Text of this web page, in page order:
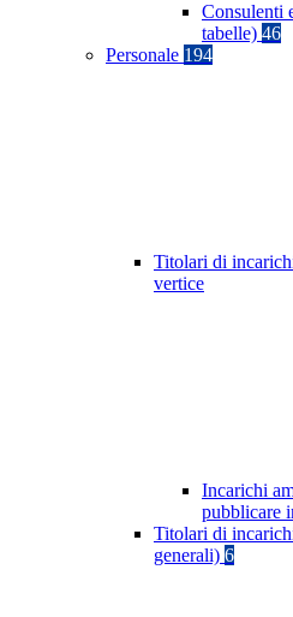
Consulenti
tabelle) 46
Personale 194
Titolari di
vertice
Incarichi
pubblicare
Titolari di
generali) 6